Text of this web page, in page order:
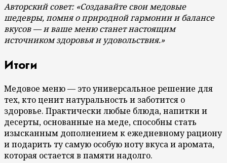
Авторский совет: «Создавайте свои медовые
шедевры, помня о природной гармонии и балансе
вкусов — и ваше меню станет настоящим
источником здоровья и удовольствия.»
Итоги
Медовое меню — это универсальное решение для
тех, кто ценит натуральность и заботится о
здоровье. Практически любые блюда, напитки и
десерты, основанные на меде, способны стать
изысканным дополнением к ежедневному рациону
и подарить ту самую особую ноту вкуса и аромата,
которая остается в памяти надолго.